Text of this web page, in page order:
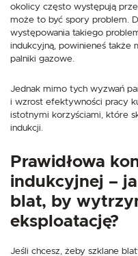
okolicy często występują
może to być spory problem.
występowania takiego
indukcyjną, powinieneś także
palniki gazowe.
Jednak mimo tych wyzwań
i wzrost efektywności pracy
istotnymi korzyściami, które
indukcji.
Prawidłowa
indukcyjnej –
blat, by
eksploatację?
Jeśli chcesz, żeby szklane